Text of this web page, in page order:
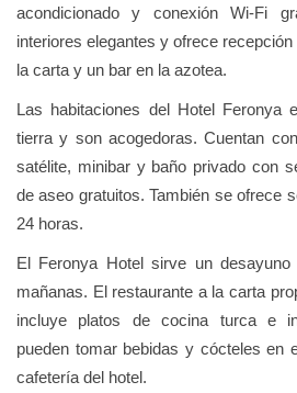
acondicionado y conexión Wi-Fi
interiores elegantes y ofrece
la carta y un bar en la azotea.
Las habitaciones del Hotel Feronya
tierra y son acogedoras. Cuentan
satélite, minibar y baño privado con
de aseo gratuitos. También se ofrece
24 horas.
El Feronya Hotel sirve un
mañanas. El restaurante a la carta
incluye platos de cocina turca e
pueden tomar bebidas y cócteles en
cafetería del hotel.